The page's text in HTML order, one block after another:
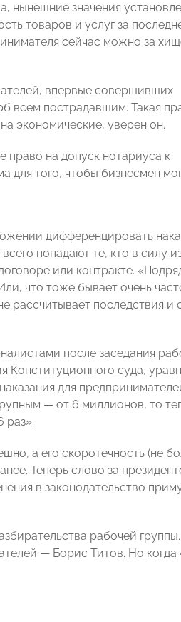
нынешние значения
товаров и услуг за
сейчас можно за
впервые совершивших
всем пострадавшим. Такая
экономические, уверен он.
право на допуск нотариуса к
для того, чтобы бизнесмен
дифференцировать
попадают те, кто в силу
или контракте.
что тоже бывает очень
рассчитывает последствия и
после заседания
Конституционного суда,
для
— от 6 миллионов, то
раз».
а его скоротечность (не
Теперь слово за
в законодательство
рабочей
— Борис Титов. Но когда